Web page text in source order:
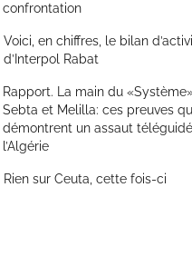
confrontation
Voici, en chiffres, le bilan
d’Interpol Rabat
Rapport. La main du
Sebta et Melilla: ces preuves
démontrent un assaut
l’Algérie
Rien sur Ceuta, cette fois-ci